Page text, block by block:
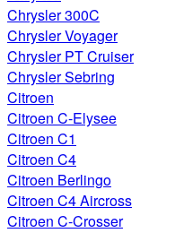
Chrysler 300C
Chrysler Voyager
Chrysler PT Cruiser
Chrysler Sebring
Citroen
Citroen C-Elysee
Citroen C1
Citroen C4
Citroen Berlingo
Citroen C4 Aircross
Citroen C-Crosser